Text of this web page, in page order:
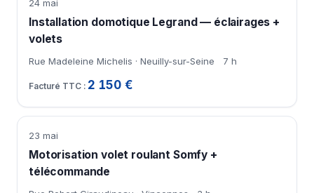
24 mai
Installation domotique Legrand — éclairages +
volets
Rue Madeleine Michelis · Neuilly-sur-Seine 7 h
2 150 €
23 mai
Motorisation volet roulant Somfy +
télécommande